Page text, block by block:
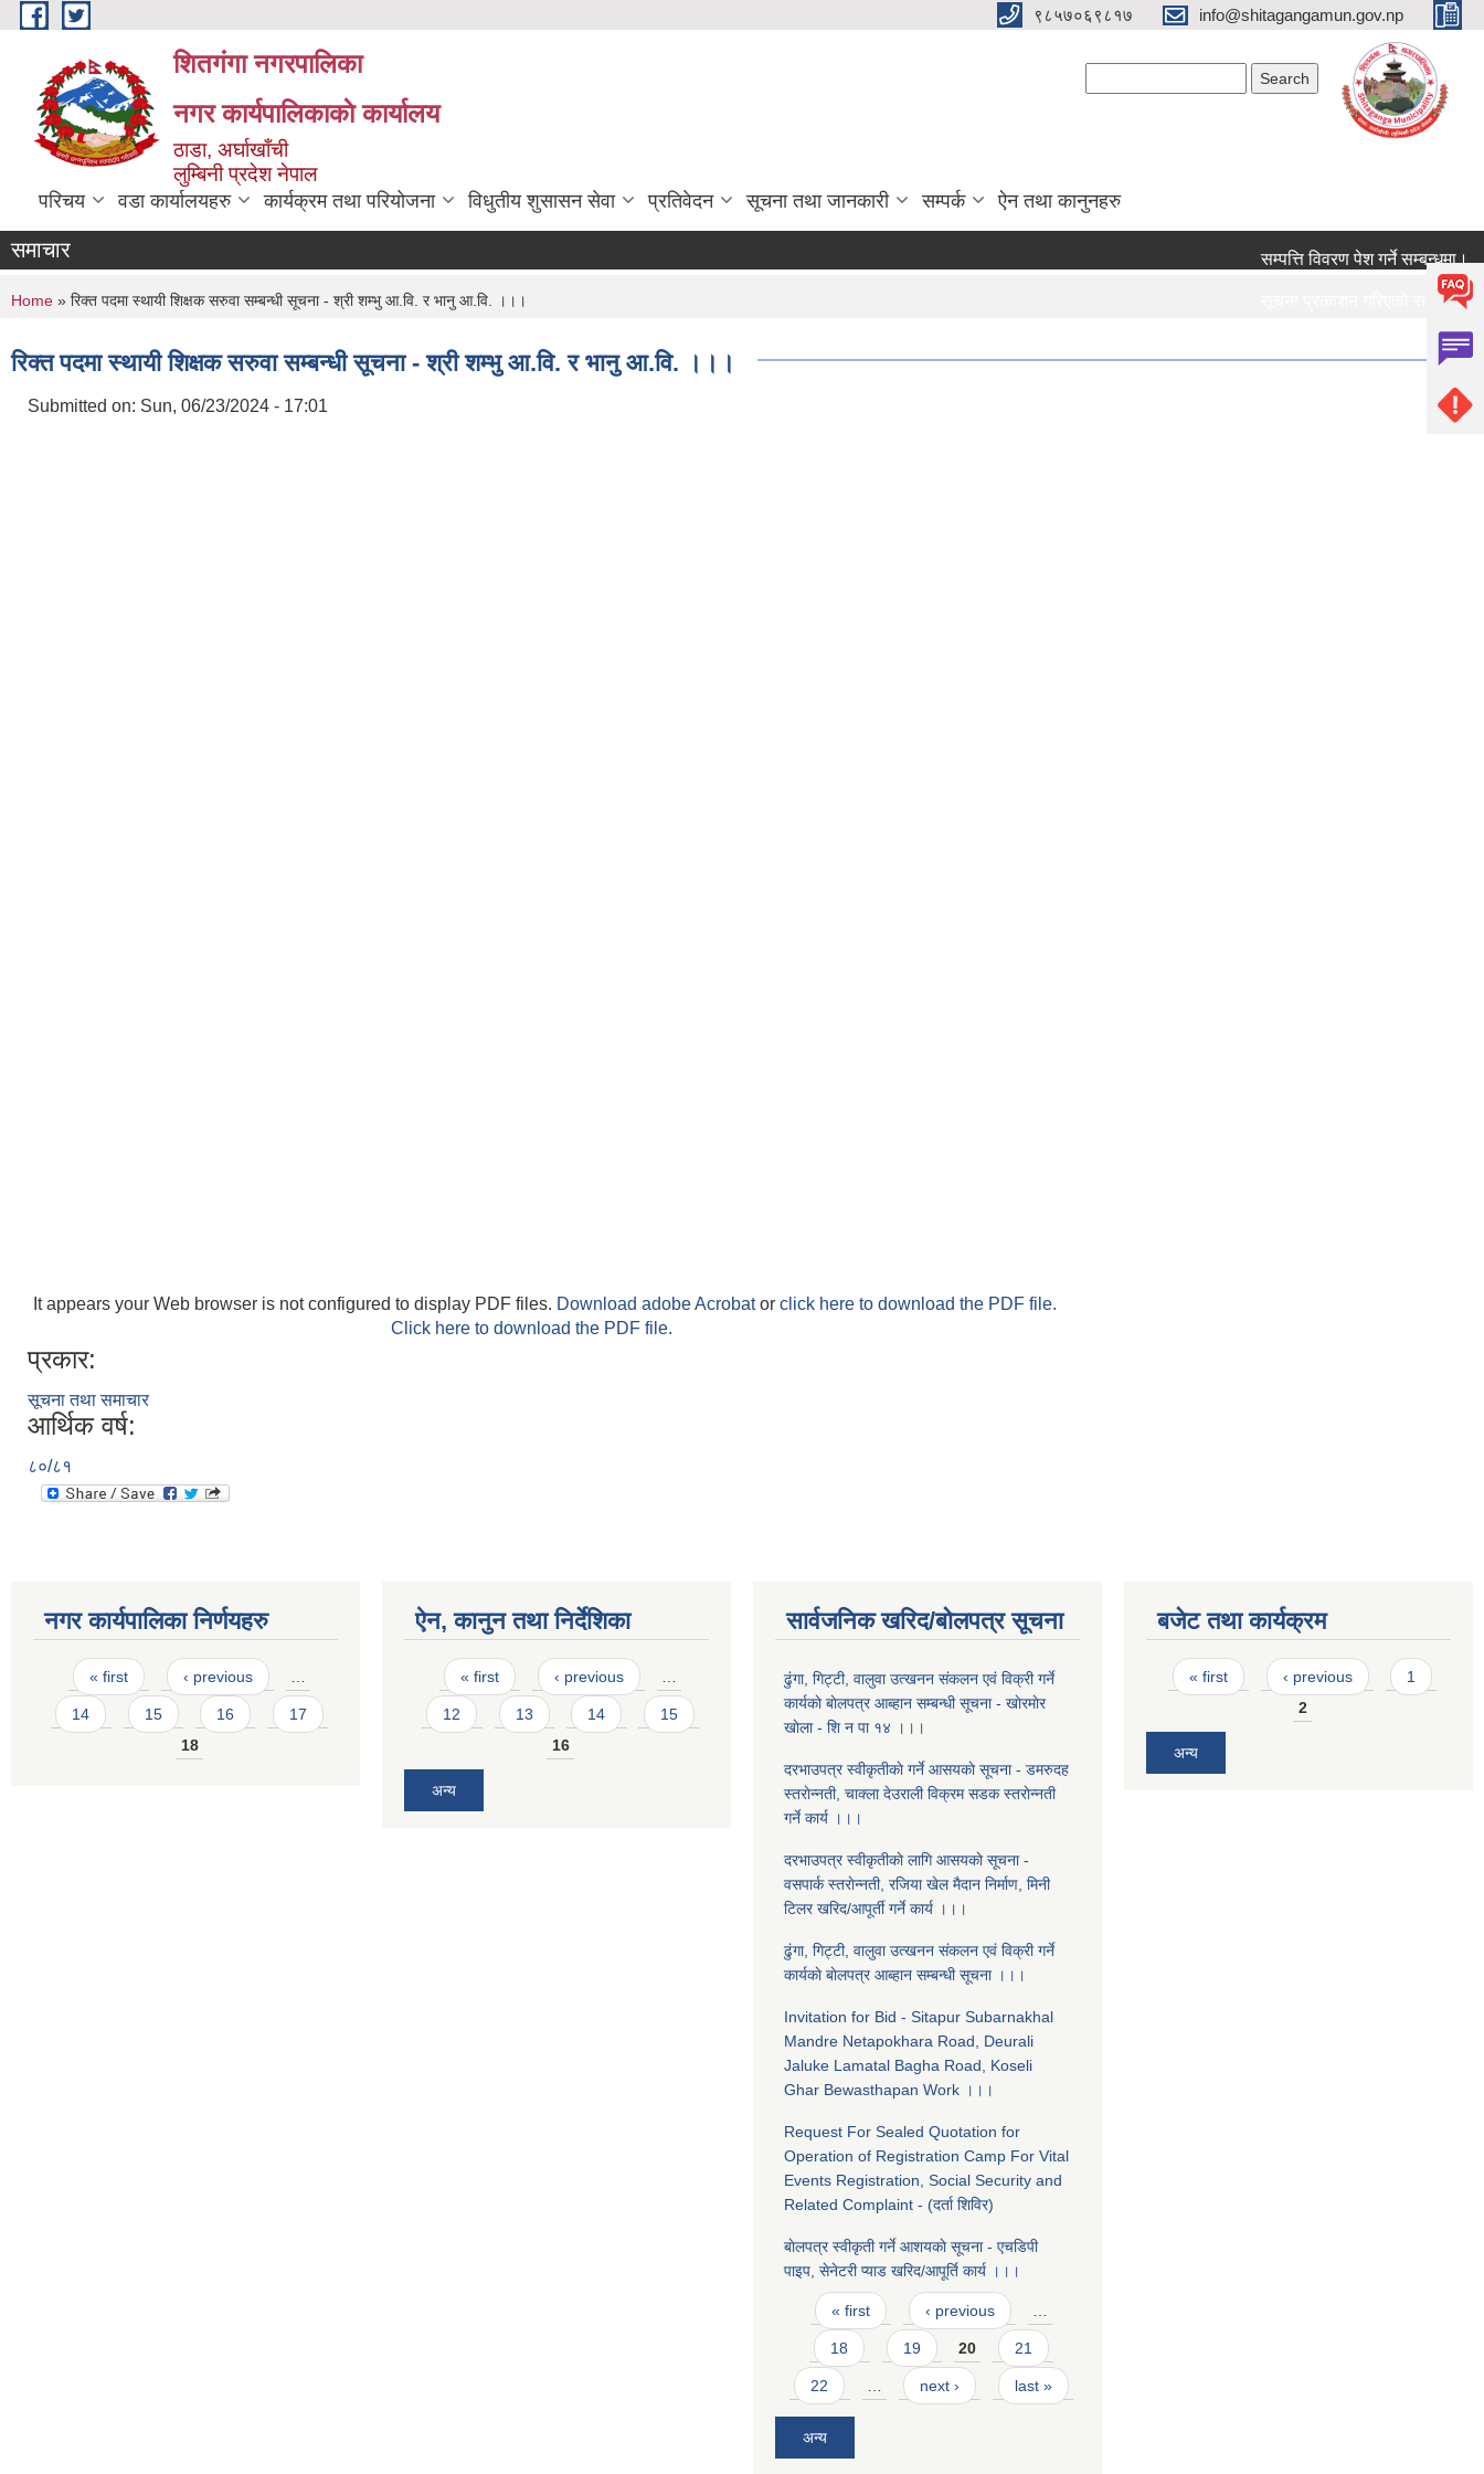
Skip to main content ९८५७०६९८१७ info@shitagangamun.gov.np
शितगंगा नगरपालिका
नगर कार्यपालिकाकाे कार्यालय
ठाडा, अर्घाखाँची
लुम्बिनी प्रदेश नेपाल
परिचय वडा कार्यालयहरु कार्यक्रम तथा परियोजना विधुतीय शुसासन सेवा प्रतिवेदन सूचना तथा जानकारी सम्पर्क ऐन तथा कानुनहरु
समाचार सम्पत्ति विवरण पेश गर्ने सम्बन्धमा।
सूचना प्रकाशन गरिएको सम्बन्धमा ।।।
सामाजिक सुरक्षा भत्ता नविकरण
You are here
Home » रिक्त पदमा स्थायी शिक्षक सरुवा सम्बन्धी सूचना - श्री शम्भु आ.वि. र भानु आ.वि. ।।।
रिक्त पदमा स्थायी शिक्षक सरुवा सम्बन्धी सूचना - श्री शम्भु आ.वि. र भानु आ.वि. ।।।
Submitted on: Sun, 06/23/2024 - 17:01
It appears your Web browser is not configured to display PDF files. Download adobe Acrobator click here to download the PDF file.
Click here to download the PDF file.
प्रकार:
सूचना तथा समाचार
आर्थिक वर्ष:
८०/८१
नगर कार्यपालिका निर्णयहरु
Pages
« first ‹ previous
14 15 16
17
18
ऐन, कानुन तथा निर्देशिका
Pages
« first ‹ previous
12 13 14
15
16
अन्य
सार्वजनिक खरिद/बोलपत्र सूचना
ढुंगा, गिट्टी, वालुवा उत्खनन संकलन एवं विक्री गर्ने
कार्यकाे बाेलपत्र आब्हान सम्बन्धी सूचना - खाेरमाेर
खाेला - शि‍ न पा १४ ।।।
दरभाउपत्र स्वीकृतीकाे गर्ने आसयकाे सूचना - डमरुदह
स्तराेन्नती, चाक्ला देउराली विक्रम सडक स्तराेन्नती
गर्ने कार्य ।।।
दरभाउपत्र स्वीकृतीकाे लागि आसयकाे सूचना -
वसपार्क स्तराेन्नती, रजिया खेल मैदान निर्माण, मिनी
टिलर खरिद/आपूर्ती गर्ने कार्य ।।।
ढुंगा, गिट्टी, वालुवा उत्खनन संकलन एवं विक्री गर्ने
कार्यकाे बाेलपत्र आब्हान सम्बन्धी सूचना ।।।
Invitation for Bid - Sitapur Subarnakhal
Mandre Netapokhara Road, Deurali
Jaluke Lamatal Bagha Road, Koseli
Ghar Bewasthapan Work ।।।
Request For Sealed Quotation for
Operation of Registration Camp For Vital
Events Registration, Social Security and
Related Complaint - (दर्ता शिविर)
बाेलपत्र स्वीकृती गर्ने आशयकाे सूचना - एचडिपी
पाइप, सेनेटरी प्याड खरिद/आपूर्ति कार्य ।।।
Pages
« first ‹ previous
18 19 20 21
22 next › last »
अन्य
बजेट तथा कार्यक्रम
Pages
« first ‹ previous
1
2
अन्य